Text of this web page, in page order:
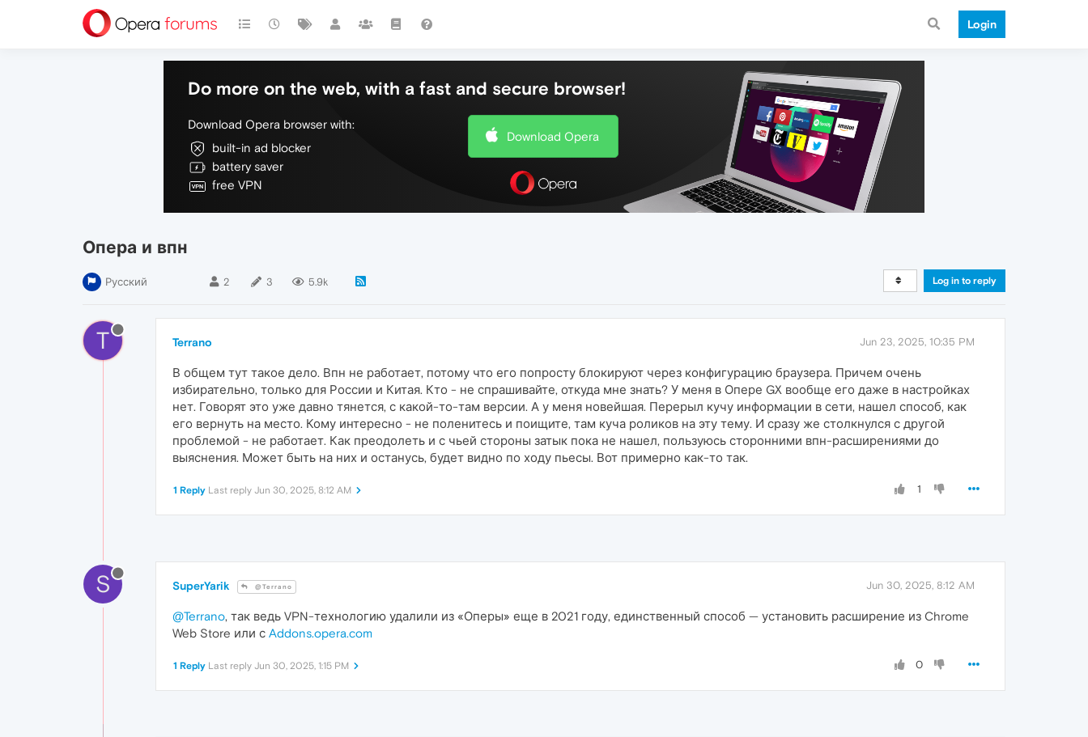
Login
Do more on the web, with a fast and secure browser!
Download Opera browser with:
built-in ad blocker
battery saver
free VPN
Download Opera
Опера и впн
Русский 2 3 5.9k Log in to reply
T Terrano Jun 23, 2025, 10:35 PM
В общем тут такое дело. Впн не работает, потому что его попросту блокируют через конфигурацию браузера. Причем очень
избирательно, только для России и Китая. Кто - не спрашивайте, откуда мне знать? У меня в Опере GX вообще его даже в настройках
нет. Говорят это уже давно тянется, с какой-то-там версии. А у меня новейшая. Перерыл кучу информации в сети, нашел способ, как
его вернуть на место. Кому интересно - не поленитесь и поищите, там куча роликов на эту тему. И сразу же столкнулся с другой
проблемой - не работает. Как преодолеть и с чьей стороны затык пока не нашел, пользуюсь сторонними впн-расширениями до
выяснения. Может быть на них и останусь, будет видно по ходу пьесы. Вот примерно как-то так.
1
1 Reply Last reply Jun 30, 2025, 8:12 AM
S SuperYarik @Terrano Jun 30, 2025, 8:12 AM
@Terrano, так ведь VPN-технологию удалили из «Оперы» еще в 2021 году, единственный способ — установить расширение из Chrome
Web Store или с Addons.opera.com
0
1 Reply Last reply Jun 30, 2025, 1:15 PM